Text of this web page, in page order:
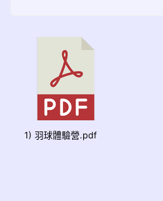
1) 羽球體驗營.pdf